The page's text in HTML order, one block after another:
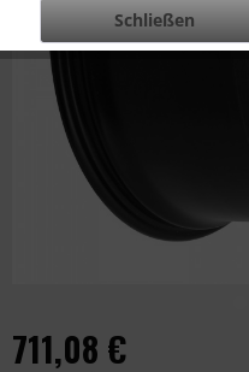
711,08 €
Schließen